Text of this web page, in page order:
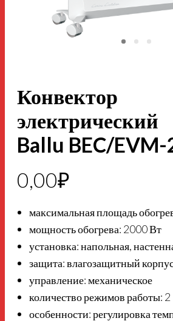
Конвектор
электрический
Ballu BEC/
0,00₽
максимальная площадь
мощность обогрева: 2000 Вт
установка: напольная,
защита: влагозащитный
управление: механическое
количество режимов работы: 2
особенности: регулировка